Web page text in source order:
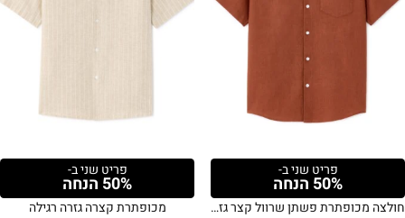
פריט שני ב-
50% הנחה
חולצה מכופתרת פשתן שרוול קצר גזרה רגילה
פריט שני ב-
50% הנחה
מכופתרת קצרה גזרה רגילה